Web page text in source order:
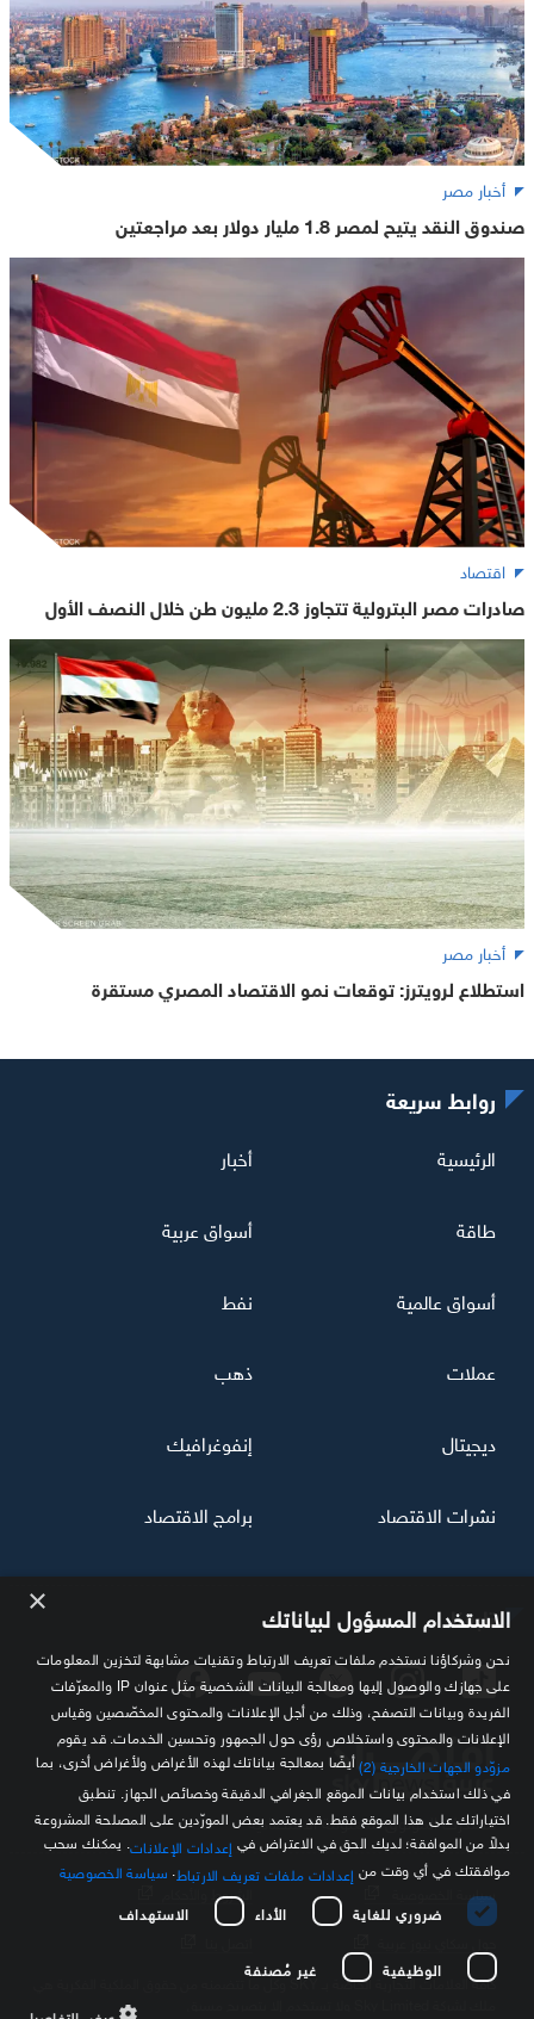
أخبار مصر
صندوق النقد يتيح لمصر 1.8 مليار دولار بعد مراجعتين
اقتصاد
صادرات مصر البترولية تتجاوز 2.3 مليون طن خلال النصف الأول
أخبار مصر
استطلاع لرويترز: توقعات نمو الاقتصاد المصري مستقرة
تابعنا
مصدرك الموثوق للمعلومة الاقتصادية
روابط سريعة
الرئيسية أخبار
طاقة أسواق عربية
أسواق عالمية نفط
عملات ذهب
ديجيتال إنفوغرافيك
نشرات الاقتصاد برامج الاقتصاد
سياسة الخصوصية الشروط والأحكام
كافة العلامات التجارية الخاصة بـ SKY وكل ما تتضمنه من حقوق الملكية الفكرية هي
× الاستخدام المسؤول لبياناتك
نحن وشركاؤنا نستخدم ملفات تعريف الارتباط وتقنيات مشابهة لتخزين المعلومات
على جهازك والوصول إليها ومعالجة البيانات الشخصية مثل عنوان IP والمعرّفات
الفريدة وبيانات التصفح، وذلك من أجل الإعلانات والمحتوى المخصّصين وقياس
الإعلانات والمحتوى واستخلاص رؤى حول الجمهور وتحسين الخدمات. قد يقوم
مزوّدو الجهات الخارجية (2)
أيضًا بمعالجة بياناتك لهذه الأغراض ولأغراض أخرى، بما
في ذلك استخدام بيانات الموقع الجغرافي الدقيقة وخصائص الجهاز. تنطبق
اختياراتك على هذا الموقع فقط. قد يعتمد بعض المورّدين على المصلحة المشروعة
بدلاً من الموافقة؛ لديك الحق في الاعتراض في إعدادات الإعلانات . يمكنك سحب
موافقتك في أي وقت من إعدادات ملفات تعريف الارتباط سياسة الخصوصية
ضروري للغاية
الأداء الاستهداف
الوظيفية غير مُصنفة